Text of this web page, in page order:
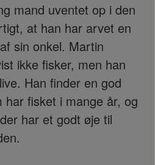
mand uventet op i den
at han har arvet en
sin onkel. Martin
ikke fisker, men han
Han finder en god
fisket i mange år, og
har et godt øje til